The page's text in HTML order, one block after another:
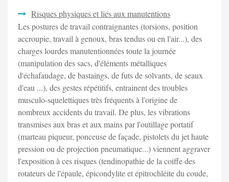
Risques physiques et liés aux manutentions
Les postures de travail contraignantes (torsions, position
accroupie, travail à genoux, bras tendus ou en l'air...), des
charges lourdes manutentionnées toute la journée
(manipulation des sacs, d'éléments métalliques
d'échafaudage, de bastaings, de futs de solvants, de seaux
d'eau ...), des gestes répétitifs, entrainent des troubles
musculo-squelettiques très fréquents à l'origine de
nombreux accidents du travail. De plus, les vibrations
transmises aux bras et aux mains par l'outillage portatif
(marteau piqueur, ponceuse de façade, pistolets du jet haute
pression ou de projection pneumatique...) viennent aggraver
l'exposition à ces risques (tendinopathie de la coiffe des
rotateurs de l'épaule, épicondylite et épitrochléite du coude,